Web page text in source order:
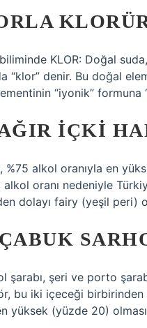
KLOR: Doğal
“klor” denir. Bu doğal
“iyonik”
IÇKI
%75 alkol oranıyla en
alkol oranı nedeniyle
dolayı fairy (yeşil peri)
şarabı, şeri ve porto
bu iki içeceği birbirinden
yüksek (yüzde 20)